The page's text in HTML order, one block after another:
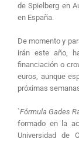
de Spielberg en
en España.
De momento y
irán este año,
financiación o
euros, aunque
próximas
`Fórmula Gades
formado en la
Universidad de